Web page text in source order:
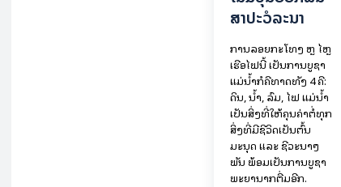
ສາ​ປະ​ວໍ​ລະ​ນາ
ການລອຍ​ກະ​ໂທງ ຫຼື ໄຫຼ
ເຮືອໄຟນີ້ ເປັນການບູຊາ
ແມ່ນໍ້າກໍຄືທາດທັງ 4 ຄື:
ດິນ, ນໍ້າ, ລົມ, ໄຟ ແມ່ນໍ້າ
ເປັນສິ່ງທີ່ໃຫ້ຄຸນຄ່າຕໍ່ທຸກ
ສິ່ງທີ່ມີຊີວິດເປັນຕົ້ນ
ມະນຸດ ແລະ ຊີວະນາໆ
ພັນ ພ້ອມເປັນການບູຊາ
ພະຍານາກຕື່ມອີກ.